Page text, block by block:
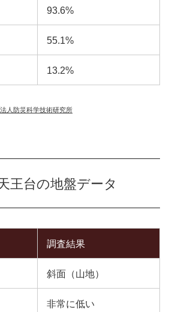
93.6%
55.1%
13.2%
人防災科学技術研究所
王台の地盤データ
調査結果
斜面（山地）
非常に低い